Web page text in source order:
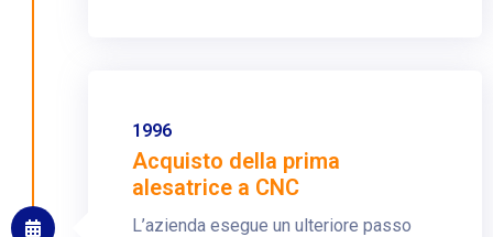
1996
Acquisto della prima
alesatrice a CNC
L’azienda esegue un ulteriore passo